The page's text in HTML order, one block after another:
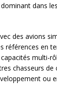
dans
des avions
références en
multi-
chasseurs de
ou